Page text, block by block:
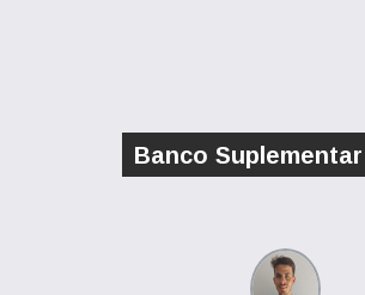
Banco Suplementar